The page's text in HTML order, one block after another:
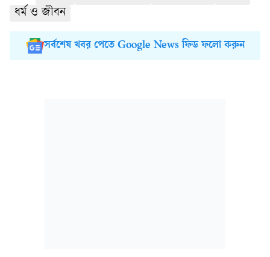
ধর্ম ও জীবন
সর্বশেষ খবর পেতে Google News ফিড ফলো করুন